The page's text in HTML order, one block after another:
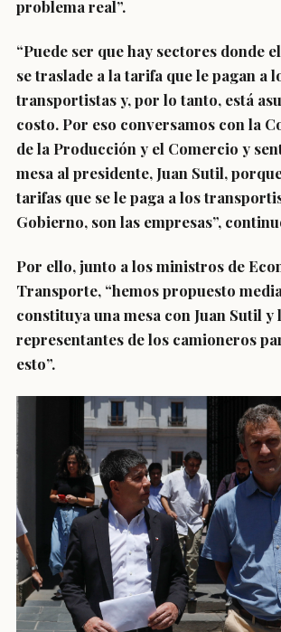
problema real”.
“Puede ser que hay sectores donde
se traslade a la tarifa que le pagan a
transportistas y, por lo tanto, está
costo. Por eso conversamos con la
de la Producción y el Comercio y
mesa al presidente, Juan Sutil,
tarifas que se le paga a los
Gobierno, son las empresas”,
Por ello, junto a los ministros de
Transporte, “hemos propuesto
constituya una mesa con Juan Sutil y
representantes de los camioneros
esto”.